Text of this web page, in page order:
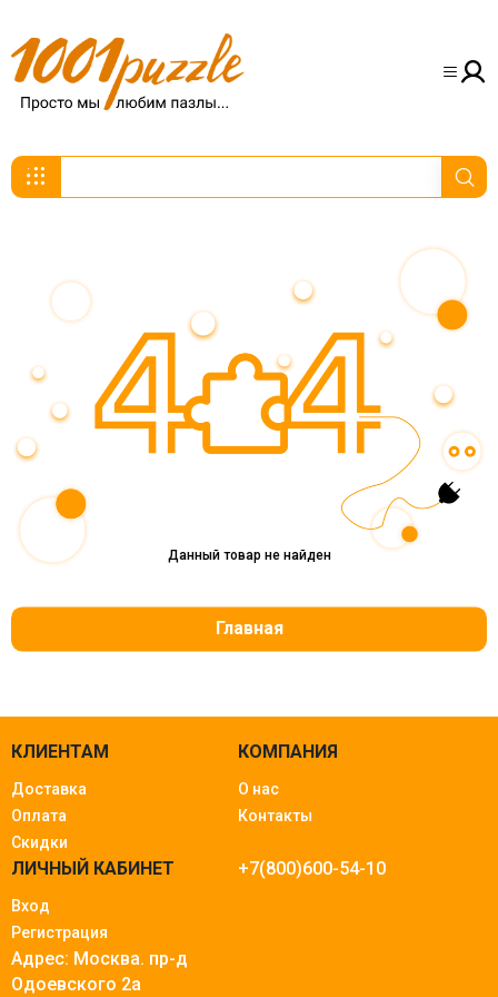
Данный товар не найден
Главная
КЛИЕНТАМ
Доставка
Оплата
Скидки
КОМПАНИЯ
О нас
Контакты
ЛИЧНЫЙ КАБИНЕТ
Вход
Регистрация
+7(800)600-54-10
Адрес: Москва. пр-д
Одоевского 2а